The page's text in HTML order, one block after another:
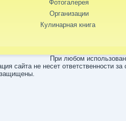
Фотогалерея
Организации
Кулинарная книга
При любом
сайта не несет ответственности